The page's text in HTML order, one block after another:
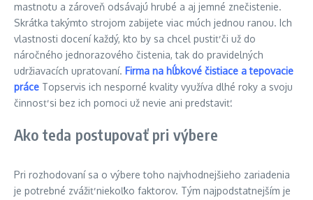
mastnotu a zároveň odsávajú hrubé a aj jemné znečistenie.
Skrátka takýmto strojom zabijete viac múch jednou ranou. Ich
vlastnosti docení každý, kto by sa chcel pustiť či už do
náročného jednorazového čistenia, tak do pravidelných
udržiavacích upratovaní. Firma na hĺbkové čistiace a tepovacie
práce Topservis ich nesporné kvality využíva dlhé roky a svoju
činnosť si bez ich pomoci už nevie ani predstaviť.
Ako teda postupovať pri výbere
Pri rozhodovaní sa o výbere toho najvhodnejšieho zariadenia
je potrebné zvážiť niekoľko faktorov. Tým najpodstatnejším je